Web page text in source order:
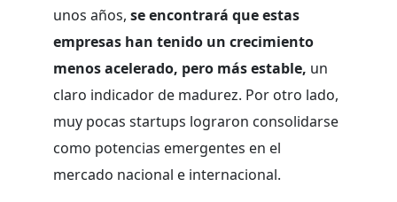
unos años, se encontrará que estas
empresas han tenido un crecimiento
menos acelerado, pero más estable, un
claro indicador de madurez. Por otro lado,
muy pocas startups lograron consolidarse
como potencias emergentes en el
mercado nacional e internacional.